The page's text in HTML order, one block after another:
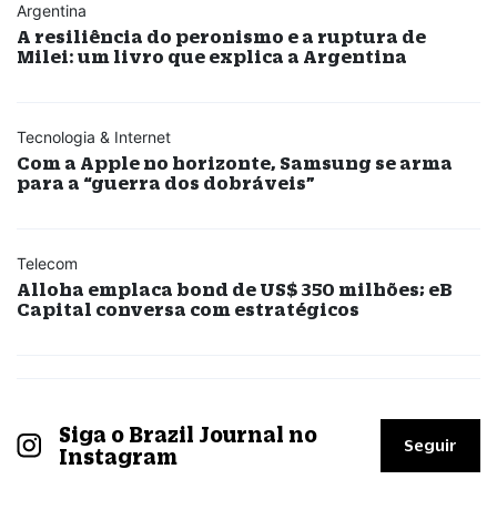
Argentina
A resiliência do peronismo e a ruptura de
Milei: um livro que explica a Argentina
Tecnologia & Internet
Com a Apple no horizonte, Samsung se arma
para a “guerra dos dobráveis”
Telecom
Alloha emplaca bond de US$ 350 milhões; eB
Capital conversa com estratégicos
Siga o Brazil Journal no
Instagram
Seguir